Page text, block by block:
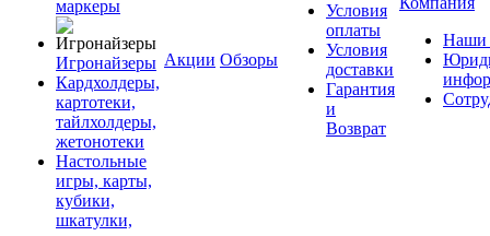
маркеры
Игронайзеры
Кардхолдеры,
картотеки,
тайлхолдеры,
жетонотеки
Настольные
игры, карты,
кубики,
шкатулки,
Акции Обзоры
Условия
оплаты
Условия
доставки
Гарантия
и
Возврат
Наши